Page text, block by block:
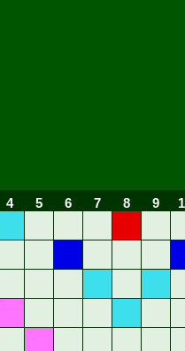
4 5 6 7 8 9